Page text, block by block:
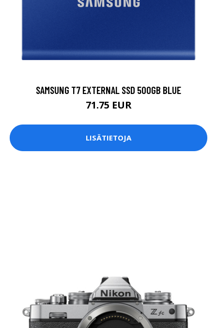
SAMSUNG T7 EXTERNAL SSD 500GB BLUE
71.75 EUR
LISÄTIETOJA